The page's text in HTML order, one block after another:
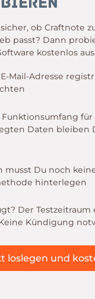
ob Craftnote
passt? Dann
kostenlos
Mail-Adresse
für
Daten bleiben
musst Du noch
hinterlegen
Der Testzeitraum
Kündigung
loslegen und